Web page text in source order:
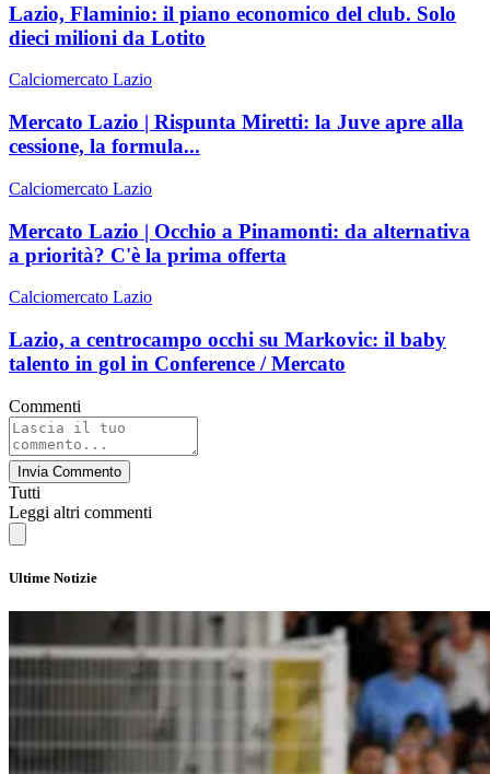
Lazio, Flaminio: il piano economico del club. Solo
dieci milioni da Lotito
Calciomercato Lazio
Mercato Lazio | Rispunta Miretti: la Juve apre alla
cessione, la formula...
Calciomercato Lazio
Mercato Lazio | Occhio a Pinamonti: da alternativa
a priorità? C'è la prima offerta
Calciomercato Lazio
Lazio, a centrocampo occhi su Markovic: il baby
talento in gol in Conference / Mercato
Commenti
Invia Commento
Tutti
Leggi altri commenti
Ultime Notizie